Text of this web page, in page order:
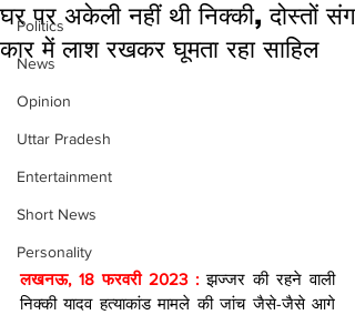
Politics
News
Opinion
Uttar Pradesh
Entertainment
Short News
Personality
घर पर अकेली नहीं थी निक्की, दोस्तों संग
कार में लाश रखकर घूमता रहा साहिल
लखनऊ, 18 फरवरी 2023 : झज्जर की रहने वाली
निक्की यादव हत्याकांड मामले की जांच जैसे-जैसे आगे